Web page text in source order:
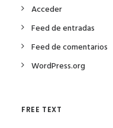
Acceder
Feed de entradas
Feed de comentarios
WordPress.org
FREE TEXT